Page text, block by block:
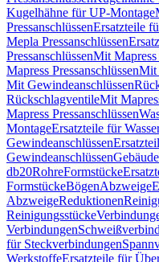
Kugelhähne für UP-Montage
PressanschlüssenErsatzteile
Mepla Pressanschlüssen
PressanschlüssenMit Mapress
Mapress PressanschlüssenMit
Mit Gewindeanschlüssen
RückschlagventileMit
Mapress Pressanschlüssen
MontageErsatzteile für
Gewindeanschlüssen
Gewindeanschlüssen
db20RohreFormstücke
FormstückeBögenAbzweige
AbzweigeReduktionen
Reinigungsstücke
Verbindungen
für Steckverbindungen
WerkstoffeErsatzteile für